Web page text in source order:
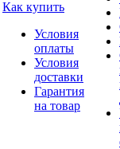
Как купить
Условия
оплаты
Условия
доставки
Гарантия
на товар